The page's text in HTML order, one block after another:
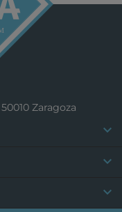
Zaragoza


